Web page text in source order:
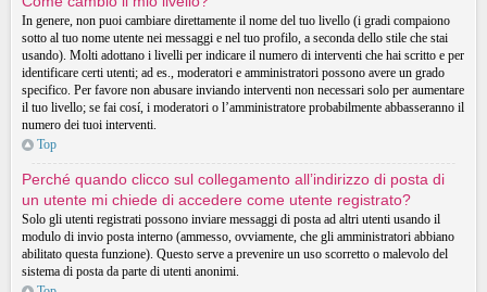
In genere, non puoi cambiare direttamente il nome del tuo livello (i gradi compaiono
sotto al tuo nome utente nei messaggi e nel tuo profilo, a seconda dello stile che stai
usando). Molti adottano i livelli per indicare il numero di interventi che hai scritto e per
identificare certi utenti; ad es., moderatori e amministratori possono avere un grado
specifico. Per favore non abusare inviando interventi non necessari solo per aumentare
il tuo livello; se fai cosí, i moderatori o l’amministratore probabilmente abbasseranno il
numero dei tuoi interventi.
Top
Perché quando clicco sul collegamento all’indirizzo di posta di
un utente mi chiede di accedere come utente registrato?
Solo gli utenti registrati possono inviare messaggi di posta ad altri utenti usando il
modulo di invio posta interno (ammesso, ovviamente, che gli amministratori abbiano
abilitato questa funzione). Questo serve a prevenire un uso scorretto o malevolo del
sistema di posta da parte di utenti anonimi.